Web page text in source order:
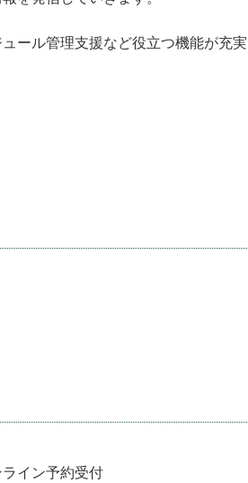
ール管理支援など役立つ機能が充実
イン予約受付